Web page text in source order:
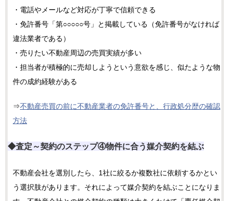
・電話やメールなど対応が丁寧で信頼できる
・免許番号「第○○○○○号」と掲載している（免許番号がなければ
違法業者である）
・売りたい不動産周辺の売買実績が多い
・担当者が積極的に売却しようという意欲を感じ、似たような物
件の成約経験がある
⇒不動産売買の前に不動産業者の免許番号と、行政処分歴の確認
方法
◆査定～契約のステップ④物件に合う媒介契約を結ぶ
不動産会社を選別したら、1社に絞るか複数社に依頼するかとい
う選択肢があります。それによって媒介契約を結ぶことになりま